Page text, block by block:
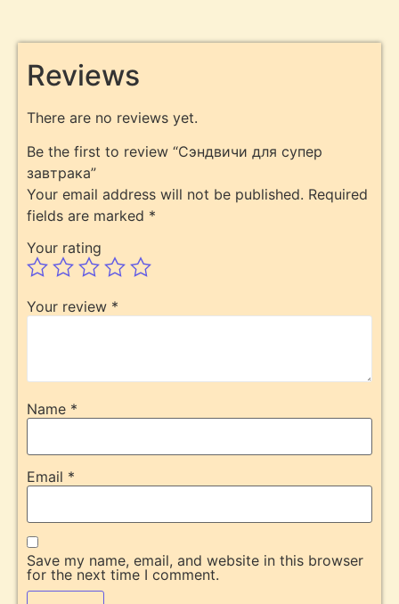
Reviews
There are no reviews yet.
Be the first to review “Сэндвичи для супер
завтрака”
Your email address will not be published. Required
fields are marked *
Your rating
Your review *
Name *
Email *
Save my name, email, and website in this browser
for the next time I comment.